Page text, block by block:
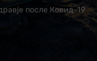
после Ковид-19